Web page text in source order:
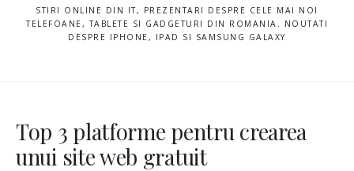
STIRI ONLINE DIN IT, PREZENTARI DESPRE CELE MAI NOI
TELEFOANE, TABLETE SI GADGETURI DIN ROMANIA. NOUTATI
DESPRE IPHONE, IPAD SI SAMSUNG GALAXY
Top 3 platforme pentru crearea
unui site web gratuit